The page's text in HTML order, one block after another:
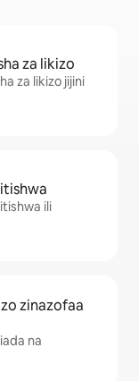
za likizo
za likizo jijini
ili
zinazofaa
na